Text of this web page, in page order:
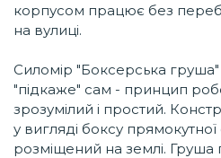
корпусом працює без
на вулиці.
Силомір "Боксерська
"підкаже" сам - принцип
зрозумілий і простий.
у вигляді боксу
розміщений на землі. Груша